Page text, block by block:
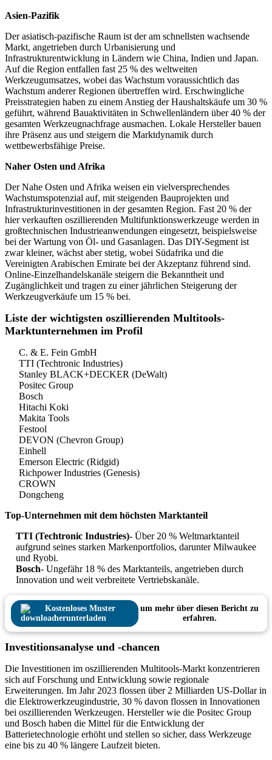
Asien-Pazifik
Der asiatisch-pazifische Raum ist der am schnellsten wachsende
Markt, angetrieben durch Urbanisierung und
Infrastrukturentwicklung in Ländern wie China, Indien und Japan.
Auf die Region entfallen fast 25 % des weltweiten
Werkzeugumsatzes, wobei das Wachstum voraussichtlich das
Wachstum anderer Regionen übertreffen wird. Erschwingliche
Preisstrategien haben zu einem Anstieg der Haushaltskäufe um 30 %
geführt, während Bauaktivitäten in Schwellenländern über 40 % der
gesamten Werkzeugnachfrage ausmachen. Lokale Hersteller bauen
ihre Präsenz aus und steigern die Marktdynamik durch
wettbewerbsfähige Preise.
Naher Osten und Afrika
Der Nahe Osten und Afrika weisen ein vielversprechendes
Wachstumspotenzial auf, mit steigenden Bauprojekten und
Infrastrukturinvestitionen in der gesamten Region. Fast 20 % der
hier verkauften oszillierenden Multifunktionswerkzeuge werden in
großtechnischen Industrieanwendungen eingesetzt, beispielsweise
bei der Wartung von Öl- und Gasanlagen. Das DIY-Segment ist
zwar kleiner, wächst aber stetig, wobei Südafrika und die
Vereinigten Arabischen Emirate bei der Akzeptanz führend sind.
Online-Einzelhandelskanäle steigern die Bekanntheit und
Zugänglichkeit und tragen zu einer jährlichen Steigerung der
Werkzeugverkäufe um 15 % bei.
Liste der wichtigsten oszillierenden Multitools-
Marktunternehmen im Profil
C. & E. Fein GmbH
TTI (Techtronic Industries)
Stanley BLACK+DECKER (DeWalt)
Positec Group
Bosch
Hitachi Koki
Makita Tools
Festool
DEVON (Chevron Group)
Einhell
Emerson Electric (Ridgid)
Richpower Industries (Genesis)
CROWN
Dongcheng
Top-Unternehmen mit dem höchsten Marktanteil
TTI (Techtronic Industries)- Über 20 % Weltmarktanteil
aufgrund seines starken Markenportfolios, darunter Milwaukee
und Ryobi.
Bosch- Ungefähr 18 % des Marktanteils, angetrieben durch
Innovation und weit verbreitete Vertriebskanäle.
Kostenloses Muster
herunterladen
um mehr über diesen Bericht zu
erfahren.
Investitionsanalyse und -chancen
Die Investitionen im oszillierenden Multitools-Markt konzentrieren
sich auf Forschung und Entwicklung sowie regionale
Erweiterungen. Im Jahr 2023 flossen über 2 Milliarden US-Dollar in
die Elektrowerkzeugindustrie, 30 % davon flossen in Innovationen
bei oszillierenden Werkzeugen. Hersteller wie die Positec Group
und Bosch haben die Mittel für die Entwicklung der
Batterietechnologie erhöht und stellen so sicher, dass Werkzeuge
eine bis zu 40 % längere Laufzeit bieten.